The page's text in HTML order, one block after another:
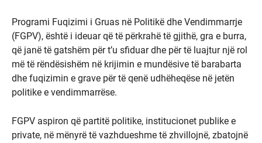
Programi Fuqizimi i Gruas në Politikë dhe Vendimmarrje
(FGPV), është i ideuar që të përkrahë të gjithë, gra e burra,
që janë të gatshëm për t’u sfiduar dhe për të luajtur një rol
më të rëndësishëm në krijimin e mundësive të barabarta
dhe fuqizimin e grave për të qenë udhëheqëse në jetën
politike e vendimmarrëse.
FGPV aspiron që partitë politike, institucionet publike e
private, në mënyrë të vazhdueshme të zhvillojnë, zbatojnë